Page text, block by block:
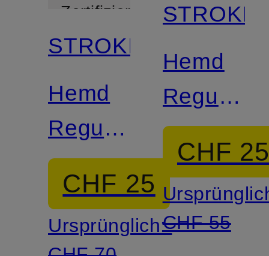
Zertifiziert
STROKESMAN'S
Hemd
Regular
Fit
CHF 25
Ursprünglich:
Hemd
Regular
Fit
CHF
CHF 55